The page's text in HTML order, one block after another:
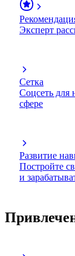
Эксперт
Сетка
Соцсеть для
сфере
Развитие
Постройте
и